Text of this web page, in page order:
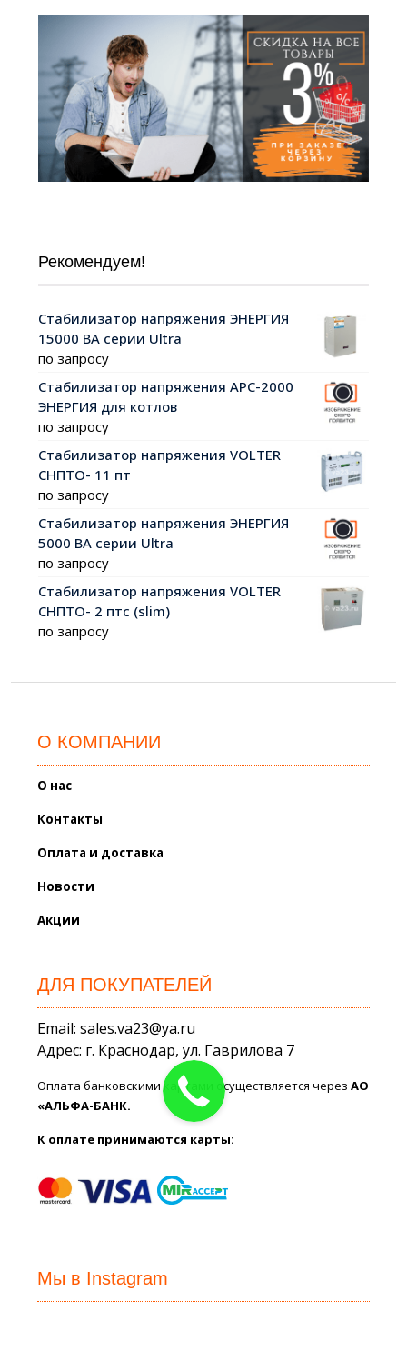
Рекомендуем!
Cтабилизатор напряжения ЭНЕРГИЯ
15000 ВА серии Ultra
по запросу
Cтабилизатор напряжения АРС-2000
ЭНЕРГИЯ для котлов
по запросу
Стабилизатор напряжения VOLTER
СНПТО- 11 пт
по запросу
Cтабилизатор напряжения ЭНЕРГИЯ
5000 ВА серии Ultra
по запросу
Стабилизатор напряжения VOLTER
СНПТО- 2 птс (slim)
по запросу
О КОМПАНИИ
О нас
Контакты
Оплата и доставка
Новости
Акции
ДЛЯ ПОКУПАТЕЛЕЙ
Email: sales.va23@ya.ru
Адрес: г. Краснодар, ул. Гаврилова 7
Оплата банковскими картами осуществляется черезАО
«АЛЬФА-БАНК.
К оплате принимаются карты:
Мы в Instagram